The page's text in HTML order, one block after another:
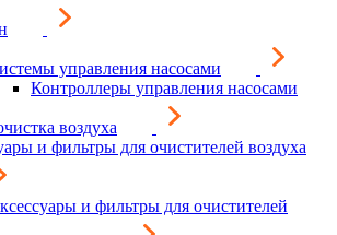
управления насосами
Контроллеры управления насосами
воздуха
и фильтры для очистителей воздуха
и фильтры для очистителей